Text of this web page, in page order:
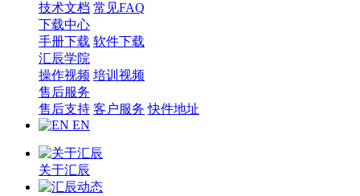
技术文档 常见FAQ
下载中心
手册下载 软件下载
汇辰学院
操作视频 培训视频
售后服务
售后支持 客户服务 快件地址
EN
关于汇辰